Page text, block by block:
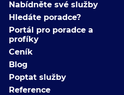
Nabídněte své služby
Hledáte poradce?
Portál pro poradce a
profíky
Ceník
Blog
Poptat služby
Reference